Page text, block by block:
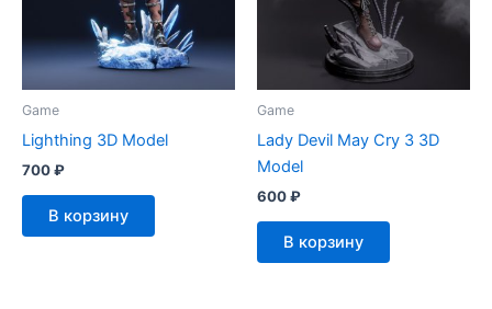
Game
Lighthing 3D Model
700₽
В корзину
Game
Lady Devil May Cry 3 3D
Model
600₽
В корзину